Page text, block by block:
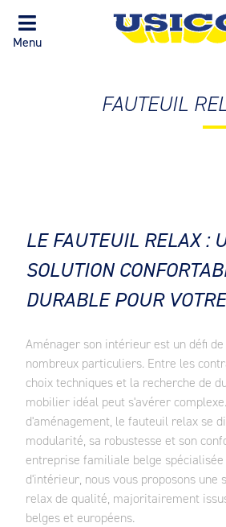
Menu
FAUTEUIL
LE FAUTEUIL RELAX :
SOLUTION
DURABLE POUR
Aménager son intérieur est un défi
nombreux particuliers. Entre les
choix techniques et la recherche de
mobilier idéal peut s'avérer
d'aménagement, le fauteuil relax se
modularité, sa robustesse et son
entreprise familiale belge
d'intérieur, nous vous proposons une
relax de qualité, majoritairement
belges et européens.